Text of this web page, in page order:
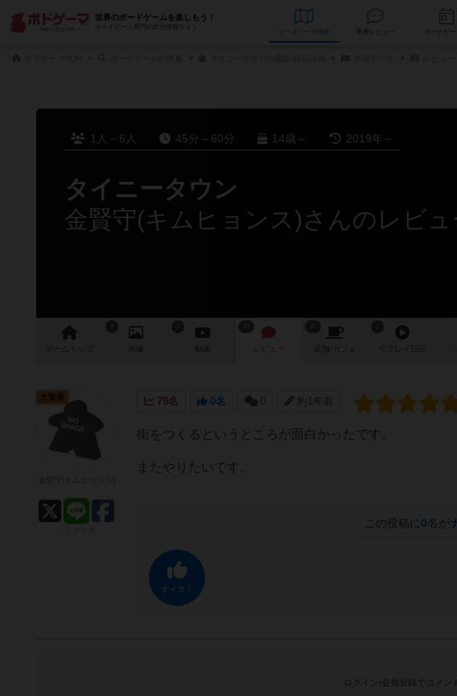
世界のボードゲームを楽しもう！
ボードゲーム専門の総合情報サイト
データベース
1人～6人 45分～60分 14歳～ 2019年～
タイニータウン
金賢守(キムヒョンス)さんのレビュ
ゲーム 画像 レビュー 店舗/ カフェ
79名 0名 0 約1年前
街をつくるというところが面白かったです。
またやりたいです。
この投稿に 0名が
ナイス！
大賢者
ログイン/会員登録でコメント